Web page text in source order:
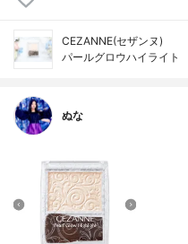
CEZANNE(セザンヌ)
パールグロウハイライト
ぬな